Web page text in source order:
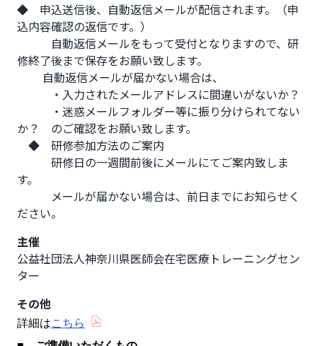
◆　申込送信後、自動返信メールが配信されます。（申
込内容確認の返信です。）
自動返信メールをもって受付となりますので、研
修終了後まで保存をお願い致します。
自動返信メールが届かない場合は、
・入力されたメールアドレスに間違いがないか？
・迷惑メールフォルダー等に振り分けられてない
か？　のご確認をお願い致します。
◆　研修参加方法のご案内
研修日の一週間前後にメールにてご案内致しま
す。
メールが届かない場合は、前日までにお知らせく
ださい。
主催
公益社団法人神奈川県医師会在宅医療トレーニングセン
ター
その他
詳細はこちら